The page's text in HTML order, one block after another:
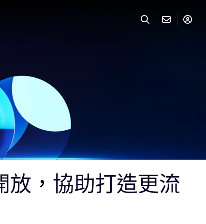
放，協助打造更流